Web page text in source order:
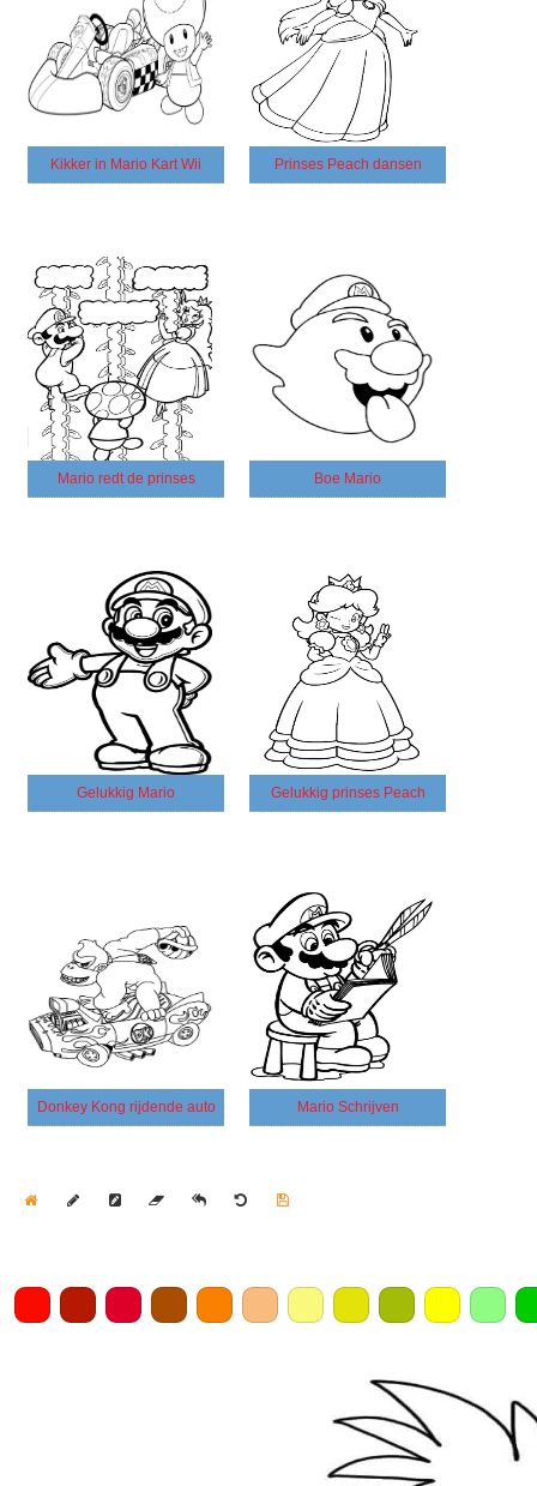
Kikker in Mario Kart Wii Prinses Peach dansen
Mario redt de prinses Boe Mario
Gelukkig Mario Gelukkig prinses Peach
Donkey Kong rijdende auto Mario Schrijven